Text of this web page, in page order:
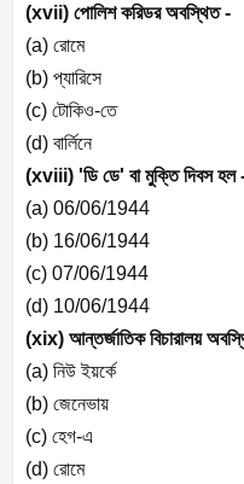
(xvii) পোলিশ করিডর অবস্থিত -
(a) রোমে
(b) প্যারিসে
(c) টোকিও-তে
(d) বার্লিনে
(xviii) 'ডি ডে' বা মুক্তি দিবস হল
(a) 06/06/1944
(b) 16/06/1944
(c) 07/06/1944
(d) 10/06/1944
(xix) আন্তর্জাতিক বিচারালয়
(a) নিউ ইয়র্কে
(b) জেনেভায়
(c) হেগ-এ
(d) রোমে